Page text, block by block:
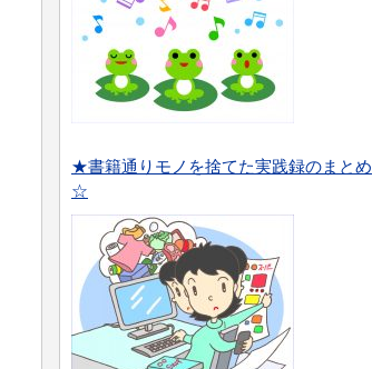
★書籍通りモノを捨てた実践録のまとめ
☆